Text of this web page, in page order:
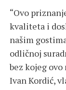
“Ovo
kvaliteta i
našim
odličnoj
bez kojeg
Ivan Kordić,